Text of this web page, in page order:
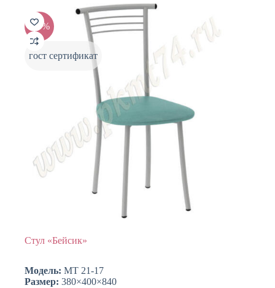
-20%
гост сертификат
Стул «Бейсик»
Модель: МТ 21-17
Размер: 380×400×840